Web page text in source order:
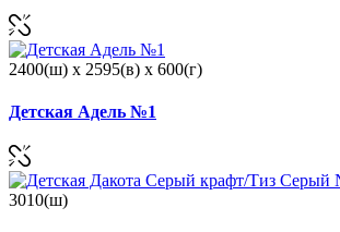
2400(ш) x 2595(в) x 600(г)
Детская Адель №1
3010(ш)